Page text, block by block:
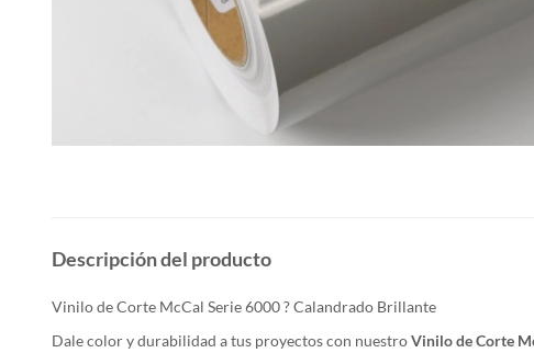
Descripción del producto
Vinilo de Corte McCal Serie 6000 ? Calandrado Brillante
Dale color y durabilidad a tus proyectos con nuestroVinilo de Corte